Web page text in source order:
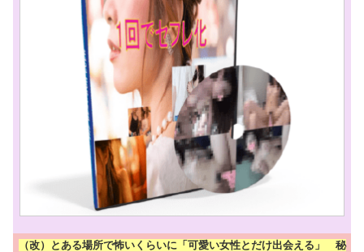
（改）とある場所で怖いくらいに「可愛い女性とだけ出会える」 秘